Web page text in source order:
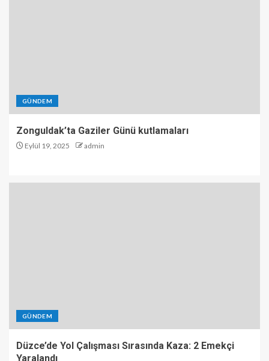
GÜNDEM
Zonguldak’ta Gaziler Günü kutlamaları
Eylül 19, 2025 admin
GÜNDEM
Düzce’de Yol Çalışması Sırasında Kaza: 2 Emekçi
Yaralandı